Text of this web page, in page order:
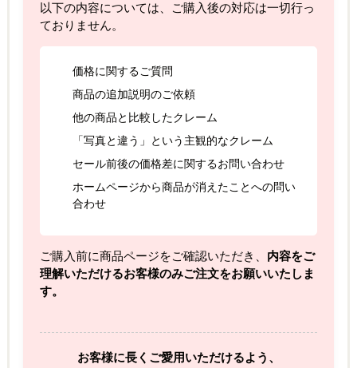
以下の内容については、ご購入後の対応は一切行っ
ておりません。
価格に関するご質問
商品の追加説明のご依頼
他の商品と比較したクレーム
「写真と違う」という主観的なクレーム
セール前後の価格差に関するお問い合わせ
ホームページから商品が消えたことへの問い
合わせ
ご購入前に商品ページをご確認いただき、 内容をご
理解いただけるお客様のみご注文をお願いいたしま
す。
お客様に長くご愛用いただけるよう、